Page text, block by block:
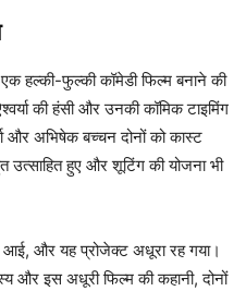
हल्की-फुल्की कॉमेडी फिल्म बनाने की
की हंसी और उनकी कॉमिक टाइमिंग
और अभिषेक बच्चन दोनों को कास्ट
उत्साहित हुए और शूटिंग की योजना भी
आई, और यह प्रोजेक्ट अधूरा रह गया।
और इस अधूरी फिल्म की कहानी, दोनों